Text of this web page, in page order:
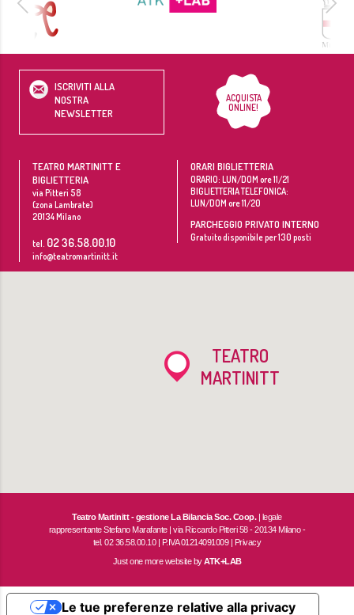
ISCRIVITI ALLA
NOSTRA
NEWSLETTER
ACQUISTA
ONLINE!
TEATRO MARTINITT E
BIGLIETTERIA
via Pitteri 58
(zona Lambrate)
20134Milano
tel. 02 36.58.00.10
info@teatromartinitt.it
ORARI BIGLIETTERIA
ORARIO: LUN/DOM ore 11/21
BIGLIETTERIA TELEFONICA:
LUN/DOM ore 11/20
PARCHEGGIO PRIVATO INTERNO
Gratuito disponibile per 130 posti
TEATRO
MARTINITT
Teatro Martinitt - gestione La Bilancia Soc. Coop.| legale
rappresentante Stefano Marafante | via Riccardo Pitteri 58 - 20134 Milano -
tel. 02 36.58.00.10 | P.IVA 01214091009 |
Privacy
Just one more website byATK+LAB
Le tue preferenze relative alla privacy